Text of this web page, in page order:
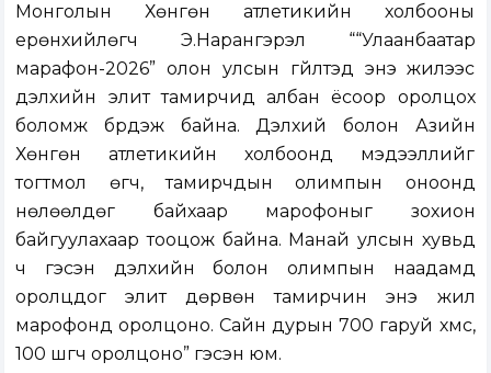
Монголын Хөнгөн атлетикийн холбооны
ерөнхийлөгч Э.Нарангэрэл ““Улаанбаатар
марафон-2026” олон улсын гүйлтэд энэ жилээс
дэлхийн элит тамирчид албан ёсоор оролцох
боломж бүрдэж байна. Дэлхий болон Азийн
Хөнгөн атлетикийн холбоонд мэдээллийг
тогтмол өгч, тамирчдын олимпын оноонд
нөлөөлдөг байхаар марофоныг зохион
байгуулахаар тооцож байна. Манай улсын хувьд
ч гэсэн дэлхийн болон олимпын наадамд
оролцдог элит дөрвөн тамирчин энэ жил
марофонд оролцоно. Сайн дурын 700 гаруй хүмүүс,
100 шүүгч оролцоно” гэсэн юм.